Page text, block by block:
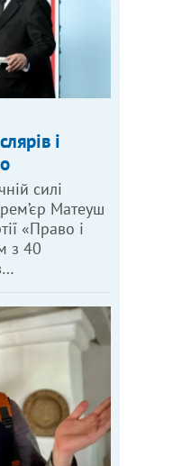
і
силі
Матеуш
«Право і
з 40